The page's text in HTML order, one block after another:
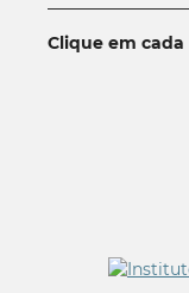
Clique em cada